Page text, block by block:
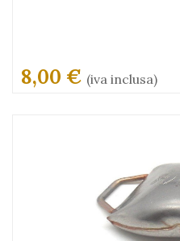
8,00 € (iva inclusa)